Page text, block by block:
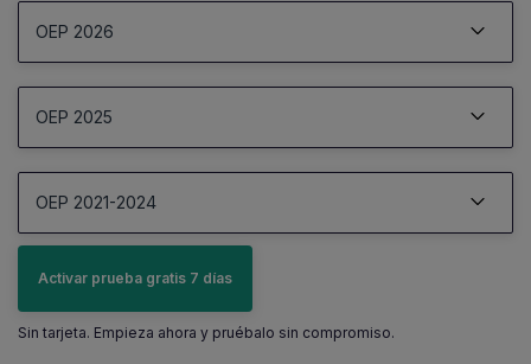
OEP 2026
OEP 2026
120 plazas
Ver documento oficial
OEP 2025
OEP 2025
120 plazas
Convocatoria
OEP 2021-2024
OEP 2021-2024
2.033 plazas
Ver documento oficial
Activar prueba gratis 7 días
Sin tarjeta. Empieza ahora y pruébalo sin compromiso.